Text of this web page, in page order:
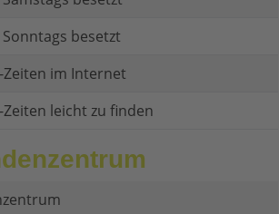
besetzt
im Internet
leicht zu finden